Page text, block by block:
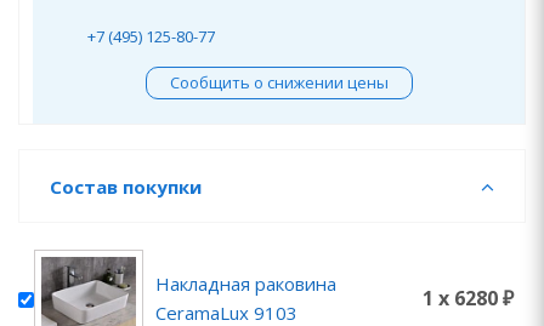
+7 (495) 125-80-77
Сообщить о снижении цены
Состав покупки
Накладная раковина
CeramaLux 9103
1 x 6280 ₽